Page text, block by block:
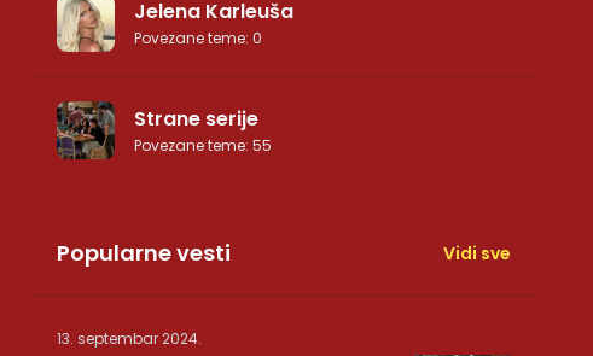
Jelena Karleuša
Povezane teme: 0
Strane serije
Povezane teme: 55
Popularne vesti Vidi sve
13. septembar 2024.